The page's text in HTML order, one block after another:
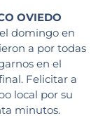
OVIEDO
domingo en
a por todas
en el
Felicitar a
local por su
minutos.